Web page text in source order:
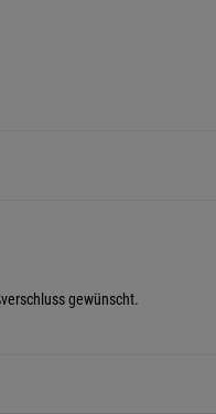
gewünscht.